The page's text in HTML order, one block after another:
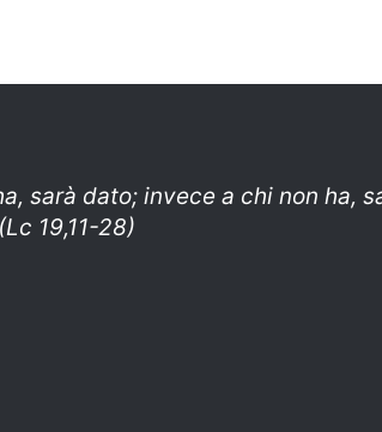
sarà dato; invece a chi non ha,
19,11-28)